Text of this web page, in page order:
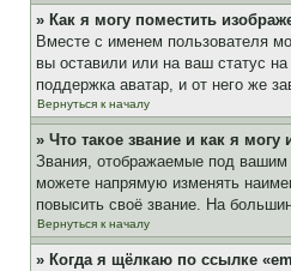
» Как я могу поместить
Вместе с именем пользователя
вы оставили или на ваш статус
поддержка аватар, и от него же
Вернуться к началу
» Что такое звание и как я могу
Звания, отображаемые под
можете напрямую изменять
повысить своё звание. На
Вернуться к началу
» Когда я щёлкаю по ссылке